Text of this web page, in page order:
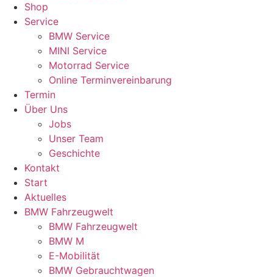
Shop
Service
BMW Service
MINI Service
Motorrad Service
Online Terminvereinbarung
Termin
Über Uns
Jobs
Unser Team
Geschichte
Kontakt
Start
Aktuelles
BMW Fahrzeugwelt
BMW Fahrzeugwelt
BMW M
E-Mobilität
BMW Gebrauchtwagen